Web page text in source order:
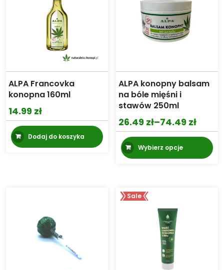
ALPA Francovka
konopna 160ml
14.99 zł
Dodaj do koszyka
ALPA konopny balsam
na bóle mięśni i
stawów 250ml
26.49 zł–74.49 zł
Zakres
cen:
od
74.49 zł
Wybierz opcje
Sale